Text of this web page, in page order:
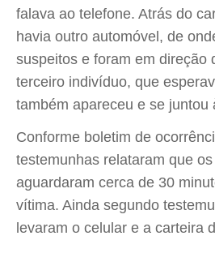
falava ao telefone. Atrás do
havia outro automóvel, de
suspeitos e foram em direção
terceiro indivíduo, que
também apareceu e se juntou
Conforme boletim de
testemunhas relataram que
aguardaram cerca de 30
vítima. Ainda segundo
levaram o celular e a carteira